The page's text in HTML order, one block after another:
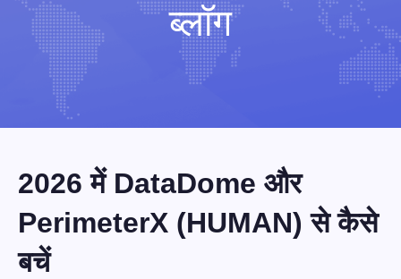
ब्लॉग
2026 में DataDome और
PerimeterX (HUMAN) से कैसे
बचें